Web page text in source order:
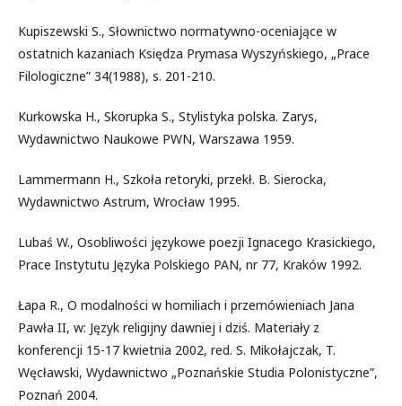
Kupiszewski S., Słownictwo normatywno-oceniające w
ostatnich kazaniach Księdza Prymasa Wyszyńskiego, „Prace
Filologiczne” 34(1988), s. 201-210.
Kurkowska H., Skorupka S., Stylistyka polska. Zarys,
Wydawnictwo Naukowe PWN, Warszawa 1959.
Lammermann H., Szkoła retoryki, przekł. B. Sierocka,
Wydawnictwo Astrum, Wrocław 1995.
Lubaś W., Osobliwości językowe poezji Ignacego Krasickiego,
Prace Instytutu Języka Polskiego PAN, nr 77, Kraków 1992.
Łapa R., O modalności w homiliach i przemówieniach Jana
Pawła II, w: Język religijny dawniej i dziś. Materiały z
konferencji 15-17 kwietnia 2002, red. S. Mikołajczak, T.
Węcławski, Wydawnictwo „Poznańskie Studia Polonistyczne”,
Poznań 2004.